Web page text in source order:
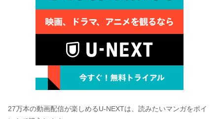
27万本の動画配信が楽しめるU-NEXTは、読みたいマンガをポイ